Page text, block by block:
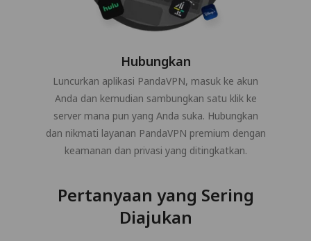
Hubungkan
Luncurkan aplikasi PandaVPN, masuk ke akun
Anda dan kemudian sambungkan satu klik ke
server mana pun yang Anda suka. Hubungkan
dan nikmati layanan PandaVPN premium dengan
keamanan dan privasi yang ditingkatkan.
Pertanyaan yang Sering
Diajukan